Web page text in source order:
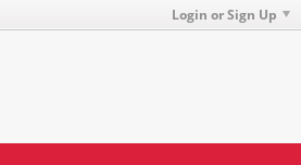
Login or Sign Up